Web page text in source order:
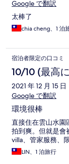
Google で翻訳
太棒了
chia cheng、1 泊
宿泊者限定の口コミ
10/10 (最高
2021 年 12 月 15 日
Google で翻訳
環境很棒
直接住在雲山水園
拍到爽。但就是
villa、管家服務、
LIN、1 泊旅行